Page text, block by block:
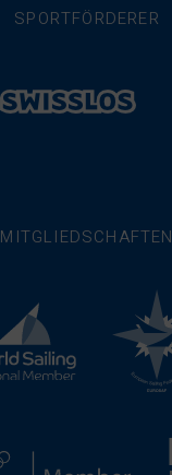
SPORTFÖRDERER
MITGLIEDSCHAFTEN